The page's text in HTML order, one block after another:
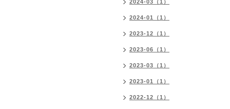
2024-03（1）
2024-01（1）
2023-12（1）
2023-06（1）
2023-03（1）
2023-01（1）
2022-12（1）